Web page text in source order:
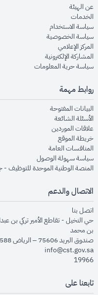
عن الهيئةopens in new window
الخدماتopens in new window
سياسة الاستخدام
سياسة الخصوصيةin new window
المركز الإعلاميin new window
المشاركة الإلكترونيةin new window
سياسة حرية المعلوماتwindow
روابط مهمة
البيانات المفتوحةin new window
الأسئلة الشائعةin new window
علاقات الموردينin new window
خريطة الموقعin new window
المنافسات العامةin new window
سياسة سهولة الوصولwindow
المنصة الوطنية الموحدة للتوظيف -
الاتصال والدعم
اتصل بنا
حي النخيل - تقاطع الأمير تركي بن
بن محمد
صندوق البريد 75606 – الرياض 11588
info@cst.gov.sa
19966
تابعنا على